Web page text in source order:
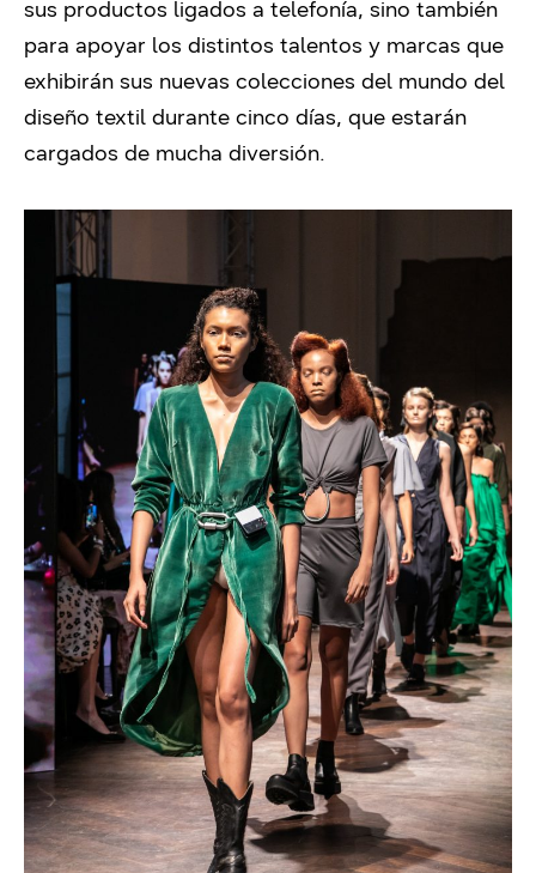
sus productos ligados a telefonía, sino también
para apoyar los distintos talentos y marcas que
exhibirán sus nuevas colecciones del mundo del
diseño textil durante cinco días, que estarán
cargados de mucha diversión.